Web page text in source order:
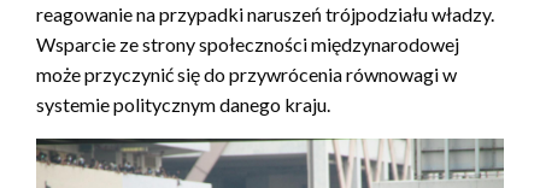
reagowanie na przypadki naruszeń trójpodziału władzy.
Wsparcie ze strony społeczności międzynarodowej
może przyczynić się do przywrócenia równowagi w
systemie politycznym danego kraju.